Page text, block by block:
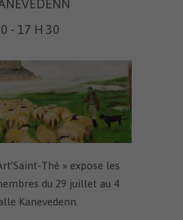
- 17 H 30
Thé » expose les
du 29 juillet au 4
Kanevedenn.